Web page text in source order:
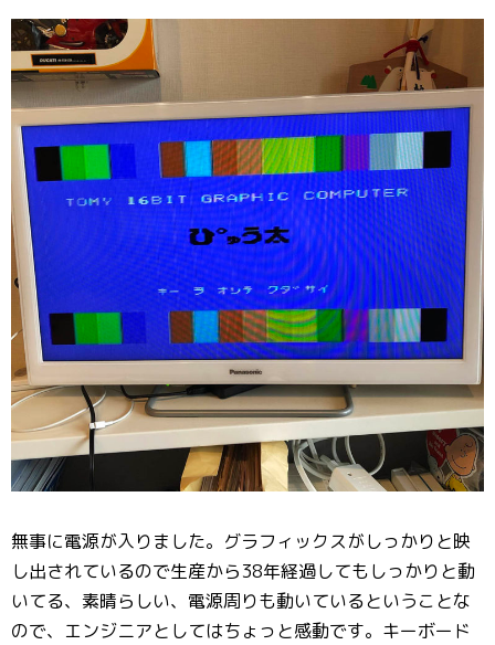
無事に電源が入りました。グラフィックスがしっかりと映
し出されているので生産から38年経過してもしっかりと動
いてる、素晴らしい、電源周りも動いているということな
ので、エンジニアとしてはちょっと感動です。キーボード